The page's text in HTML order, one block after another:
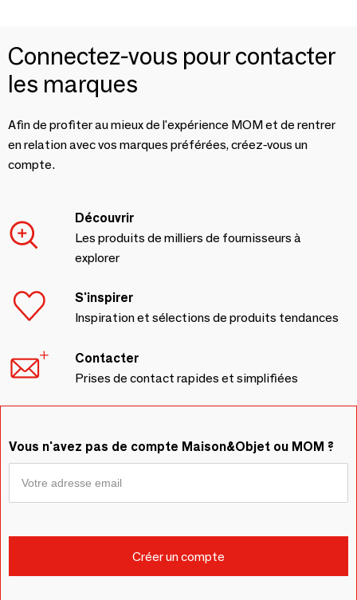
Connectez-vous pour contacter
les marques
Afin de profiter au mieux de l'expérience MOM et de rentrer
en relation avec vos marques préférées, créez-vous un
compte.
Découvrir
Les produits de milliers de fournisseurs à
explorer
S'inspirer
Inspiration et sélections de produits tendances
Contacter
Prises de contact rapides et simplifiées
Vous n'avez pas de compte Maison&Objet ou MOM ?